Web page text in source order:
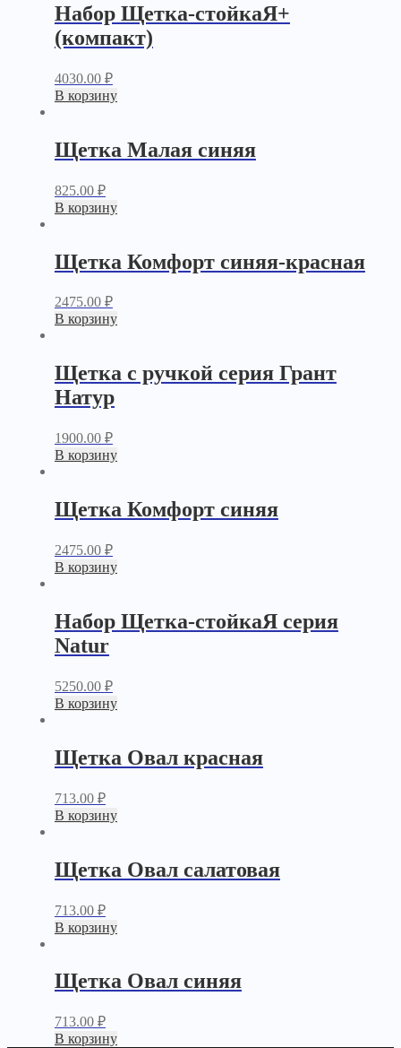
Набор Щетка-стойкаЯ+
(компакт)
4030.00 ₽
В корзину
Щетка Малая синяя
825.00 ₽
В корзину
Щетка Комфорт синяя-красная
2475.00 ₽
В корзину
Щетка с ручкой серия Грант
Натур
1900.00 ₽
В корзину
Щетка Комфорт синяя
2475.00 ₽
В корзину
Набор Щетка-стойкаЯ серия
Natur
5250.00 ₽
В корзину
Щетка Овал красная
713.00 ₽
В корзину
Щетка Овал салатовая
713.00 ₽
В корзину
Щетка Овал синяя
713.00 ₽
В корзину